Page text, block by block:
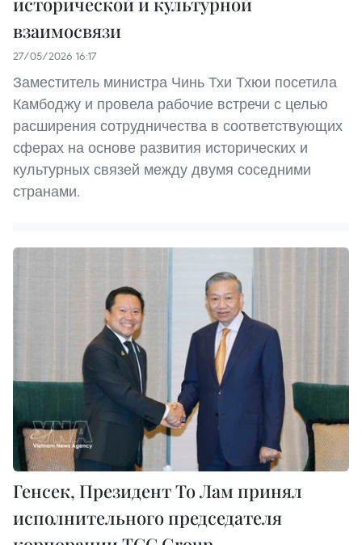
взаимосвязи
27/05/2026 16:17
Заместитель министра Чинь Тхи Тхюи посетила
Камбоджу и провела рабочие встречи с целью
расширения сотрудничества в соответствующих
сферах на основе развития исторических и
культурных связей между двумя соседними
странами.
Генсек, Президент То Лам принял
исполнительного председателя